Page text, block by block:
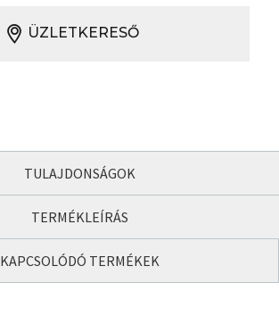
ÜZLETKERESŐ
TULAJDONSÁGOK
TERMÉKLEÍRÁS
KAPCSOLÓDÓ TERMÉKEK